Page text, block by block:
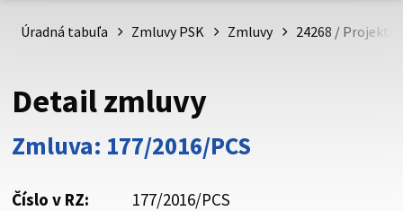
psk.sk.
Buďte pozorní a vždy sa uistite, že zdieľate informácie iba
cez zabezpečenú webovú stránku. Zabezpečená stránka
vždy začína https:// pred názvom domény webového sídla.
Úradná tabuľa Zmluvy PSK Zmluvy 24268 /
Detail zmluvy
Zmluva: 177/2016/PCS
Číslo v RZ:
177/2016/PCS